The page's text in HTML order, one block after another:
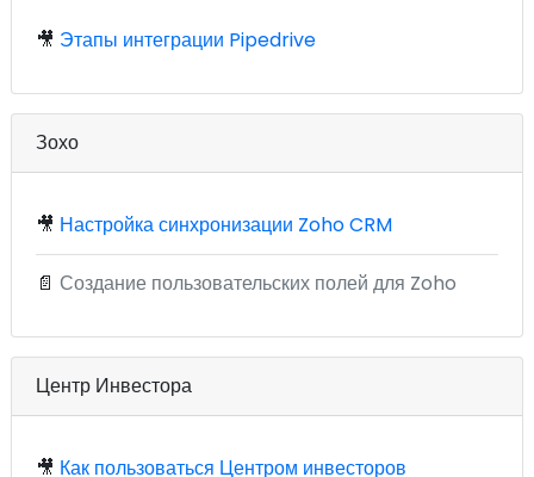
🎥 Этапы интеграции Pipedrive
Зохо
🎥 Настройка синхронизации Zoho CRM
📄 Создание пользовательских полей для Zoho
Центр Инвестора
🎥 Как пользоваться Центром инвесторов